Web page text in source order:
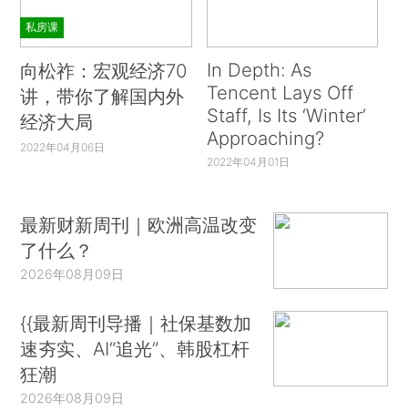
私房课
向松祚：宏观经济70
讲，带你了解国内外
经济大局
2022年04月06日
In Depth: As
Tencent Lays Off
Staff, Is Its ‘Winter’
Approaching?
2022年04月01日
最新财新周刊｜欧洲高温改变
了什么？
2026年08月09日
{{最新周刊导播｜社保基数加
速夯实、AI“追光”、韩股杠杆
狂潮
2026年08月09日